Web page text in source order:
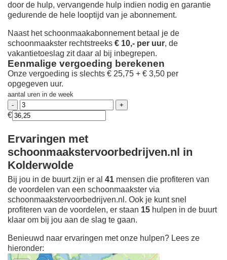
door de hulp, vervangende hulp indien nodig en garantie
gedurende de hele looptijd van je abonnement.
Naast het schoonmaakabonnement betaal je de
schoonmaakster rechtstreeks € 10,- per uur, de
vakantietoeslag zit daar al bij inbegrepen.
Eenmalige vergoeding berekenen
Onze vergoeding is slechts € 25,75 + € 3,50 per
opgegeven uur.
aantal uren in de week
€
Ervaringen met
schoonmaakstervoorbedrijven.nl in
Kolderwolde
Bij jou in de buurt zijn er al 41 mensen die profiteren van
de voordelen van een schoonmaakster via
schoonmaakstervoorbedrijven.nl. Ook je kunt snel
profiteren van de voordelen, er staan 15 hulpen in de buurt
klaar om bij jou aan de slag te gaan.
Benieuwd naar ervaringen met onze hulpen? Lees ze
hieronder: